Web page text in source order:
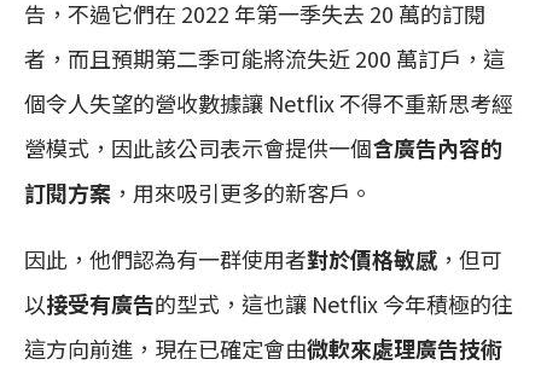
告，不過它們在 2022 年第一季失去 20 萬的訂閱
者，而且預期第二季可能將流失近 200 萬訂戶，這
個令人失望的營收數據讓 Netflix 不得不重新思考經
營模式，因此該公司表示會提供一個含廣告內容的
訂閱方案 ，用來吸引更多的新客戶。
因此，他們認為有一群使用者對於價格敏感，但可
以接受有廣告的型式，這也讓 Netflix 今年積極的往
這方向前進，現在已確定會由微軟來處理廣告技術